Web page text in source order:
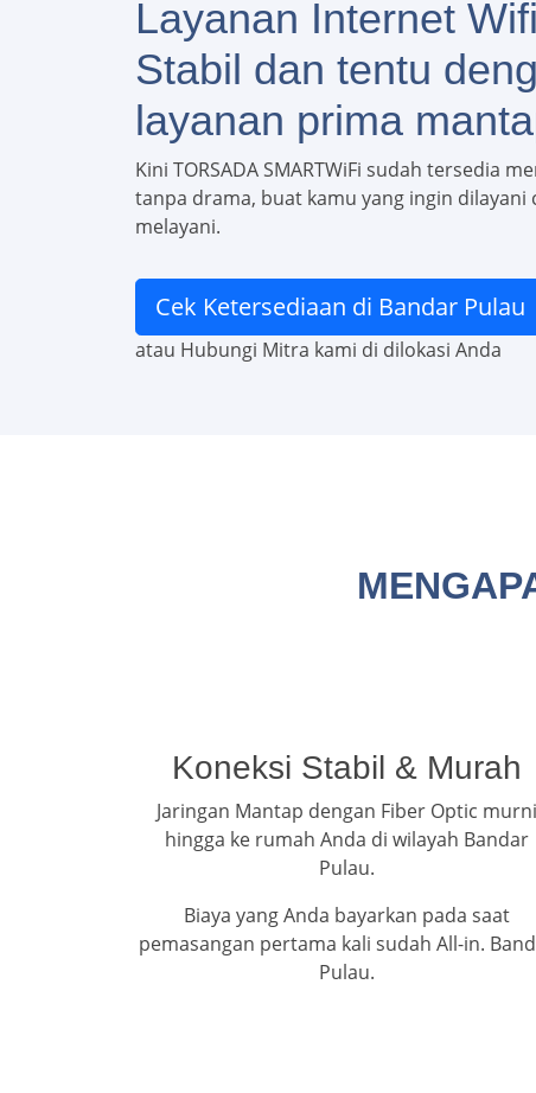
Layanan Internet
Stabil dan tentu
layanan prima
Kini TORSADA SMARTWiFi sudah tersedia
tanpa drama, buat kamu yang ingin dilayani
melayani.
Cek Ketersediaan di Bandar Pulau
atau Hubungi Mitra kami di dilokasi Anda
Koneksi Stabil & Murah
Jaringan Mantap dengan Fiber Optic murni
hingga ke rumah Anda di wilayah Bandar
Pulau.
Biaya yang Anda bayarkan pada saat
pemasangan pertama kali sudah All-in.
Pulau.